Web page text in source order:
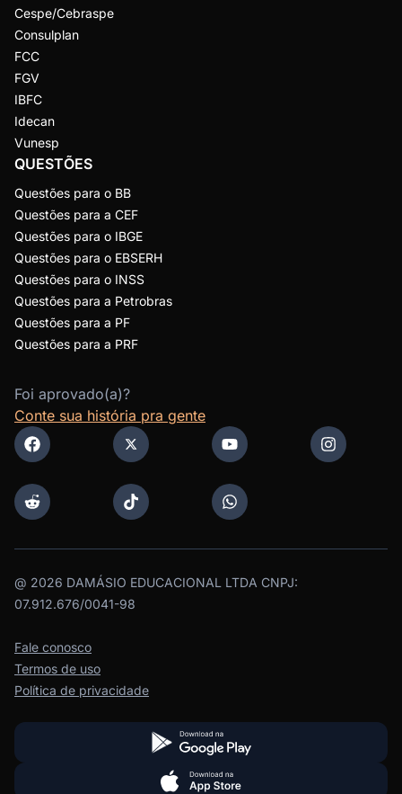
Cespe/Cebraspe
Consulplan
FCC
FGV
IBFC
Idecan
Vunesp
QUESTÕES
Questões para o BB
Questões para a CEF
Questões para o IBGE
Questões para o EBSERH
Questões para o INSS
Questões para a Petrobras
Questões para a PF
Questões para a PRF
Foi aprovado(a)?
Conte sua história pra gente
@ 2026 DAMÁSIO EDUCACIONAL LTDA CNPJ:
07.912.676/0041-98
Fale conosco
Termos de uso
Política de privacidade